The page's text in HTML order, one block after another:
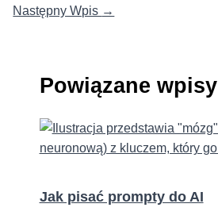
Następny Wpis →
Powiązane wpisy
Jak pisać prompty do AI